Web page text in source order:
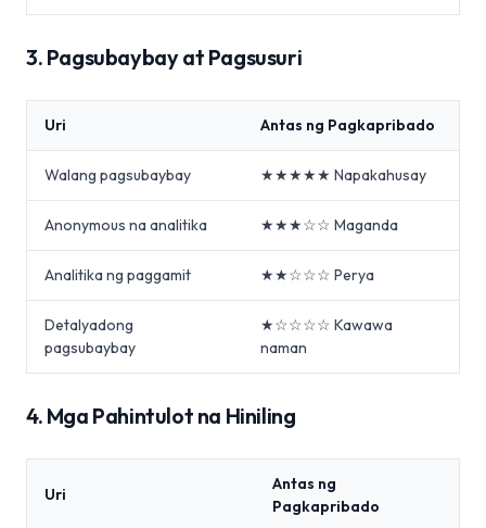
3. Pagsubaybay at Pagsusuri
Uri Antas ng Pagkapribado
Walang pagsubaybay ★★★★★ Napakahusay
Anonymous na analitika ★★★☆☆ Maganda
Analitika ng paggamit ★★☆☆☆ Perya
Detalyadong
pagsubaybay
★☆☆☆☆ Kawawa
naman
4. Mga Pahintulot na Hiniling
Uri
Antas ng
Pagkapribado